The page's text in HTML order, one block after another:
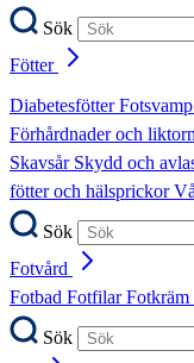
Sök
Fötter
DiabetesfötterFotsvamp
Förhårdnader och
Skavsår Skydd och
fötter och hälsprickor
Sök
Fotvård
Fotbad FotfilarFotkräm
Sök